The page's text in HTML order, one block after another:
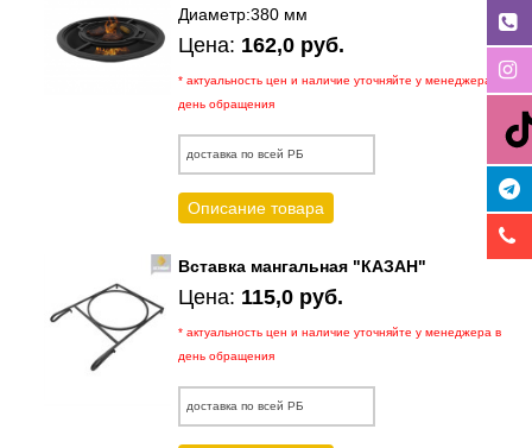
Диаметр:380 мм
Цена: 162,0 руб.
* актуальность цен и наличие уточняйте у менеджера в
день обращения
доставка по всей РБ
Описание товара
Вставка мангальная "КАЗАН"
Цена: 115,0 руб.
* актуальность цен и наличие уточняйте у менеджера в
день обращения
доставка по всей РБ